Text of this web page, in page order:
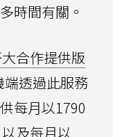
時間有關。
合作提供版
端透過此服務
每月以1790
及每月以